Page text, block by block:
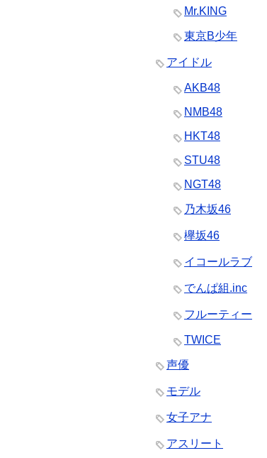
Mr.KING
東京B少年
アイドル
AKB48
NMB48
HKT48
STU48
NGT48
乃木坂46
欅坂46
イコールラブ
でんぱ組.inc
フルーティー
TWICE
声優
モデル
女子アナ
アスリート